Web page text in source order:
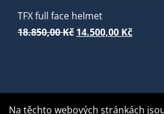
TFX full face helmet
18.850,00Kč Původní
14.500,00 KčAktuální
Na těchto webových stránkách